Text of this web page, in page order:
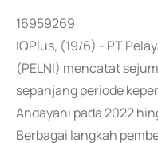
16959269
IQPlus, (19/6) - PT
(PELNI) mencatat
sepanjang periode
Andayani pada 2022
Berbagai langkah